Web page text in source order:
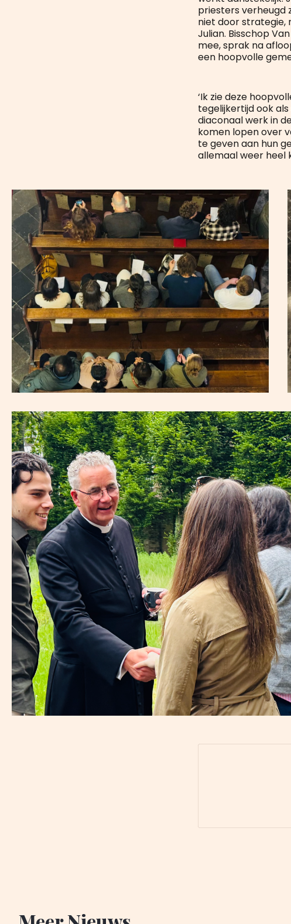
priesters verheugd
niet door strategie,
Julian. Bisschop
mee, sprak na
een hoopvolle
‘Ik zie deze
tegelijkertijd ook
diaconaal werk in
komen lopen over
te geven aan hun
allemaal weer heel